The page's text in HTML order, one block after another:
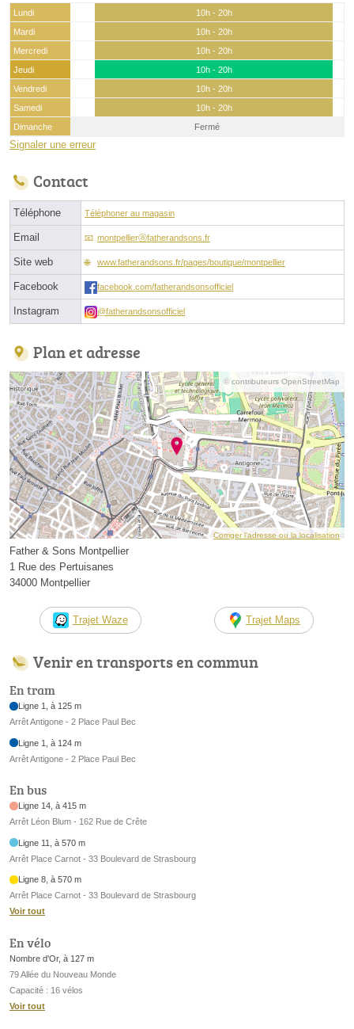
Lundi
10h - 20h
Mardi
10h - 20h
Mercredi
10h - 20h
Jeudi
10h - 20h
Vendredi
10h - 20h
Samedi
10h - 20h
Dimanche
Fermé
Signaler une erreur
Contact
Téléphone Téléphoner au magasin
Email montpellierⓐfatherandsons.fr
Site web www.fatherandsons.fr/pages/boutique/montpellier
Facebook facebook.com/fatherandsonsofficiel
Instagram @fatherandsonsofficiel
Plan et adresse
© contributeurs OpenStreetMap
Corriger l’adresse ou la localisation
Father & Sons Montpellier
1 Rue des Pertuisanes
34000 Montpellier
Trajet Waze Trajet Maps
Venir en transports en commun
En tram
Ligne 1, à 125 m
Arrêt Antigone - 2 Place Paul Bec
Ligne 1, à 124 m
Arrêt Antigone - 2 Place Paul Bec
En bus
Ligne 14, à 415 m
Arrêt Léon Blum - 162 Rue de Crête
Ligne 11, à 570 m
Arrêt Place Carnot - 33 Boulevard de Strasbourg
Ligne 8, à 570 m
Arrêt Place Carnot - 33 Boulevard de Strasbourg
Voir tout
En vélo
Nombre d'Or, à 127 m
79 Allée du Nouveau Monde
Capacité : 16 vélos
Voir tout